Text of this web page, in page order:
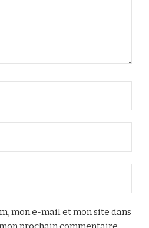
mon e-mail et mon site dans